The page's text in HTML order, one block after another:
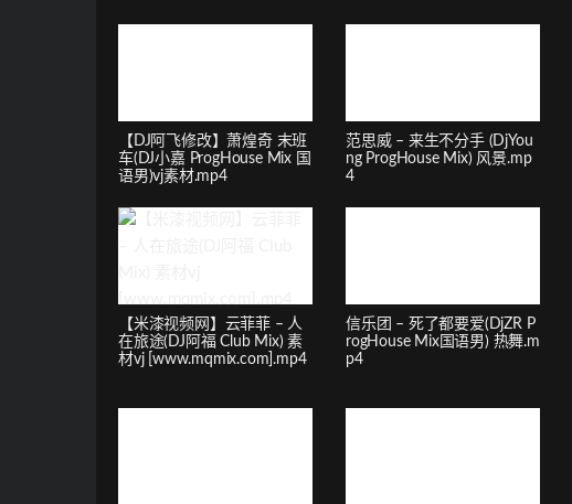
【DJ阿飞修改】萧煌奇 末班
车(DJ小嘉 ProgHouse Mix 国
语男)vj素材.mp4
范思威 – 来生不分手 (DjYou
ng ProgHouse Mix) 风景.mp
4
【米漆视频网】云菲菲 – 人
在旅途(DJ阿福 Club Mix) 素
材vj [www.mqmix.com].mp4
信乐团 – 死了都要爱(DjZR P
rogHouse Mix国语男) 热舞.m
p4